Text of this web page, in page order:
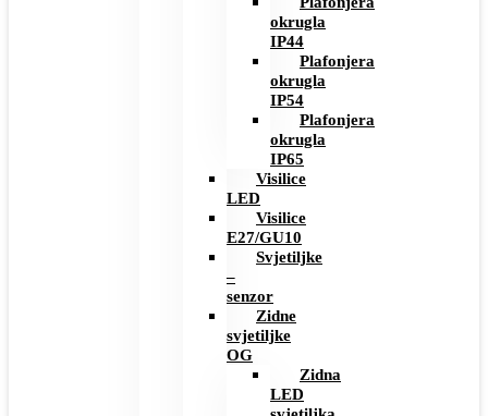
okrugla
IP44
Plafonjera
okrugla
IP54
Plafonjera
okrugla
IP65
Visilice
LED
Visilice
E27/GU10
Svjetiljke
–
senzor
Zidne
svjetiljke
OG
Zidna
LED